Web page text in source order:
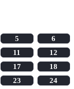
5
6
11
12
17
18
23
24